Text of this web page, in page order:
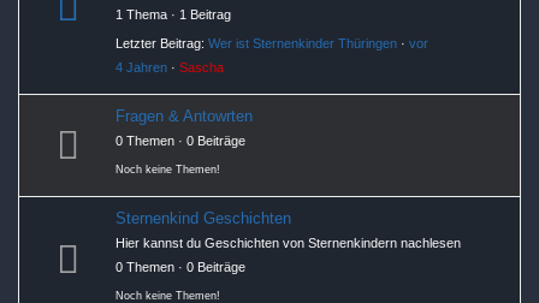
1 Thema · 1 Beitrag
Letzter Beitrag: Wer ist Sternenkinder Thüringen · vor
4 Jahren · Sascha
Fragen & Antowrten
0 Themen · 0 Beiträge
Noch keine Themen!
Sternenkind Geschichten
Hier kannst du Geschichten von Sternenkindern nachlesen
0 Themen · 0 Beiträge
Noch keine Themen!